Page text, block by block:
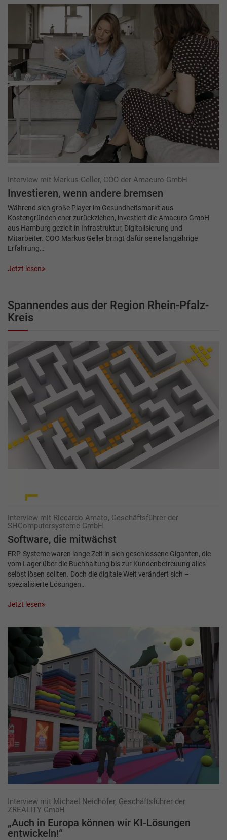
Interview mit Markus Geller, COO der Amacuro GmbH
Investieren, wenn andere bremsen
Während sich große Player im Gesundheitsmarkt aus
Kostengründen eher zurückziehen, investiert die Amacuro GmbH
aus Hamburg gezielt in Infrastruktur, Digitalisierung und
Mitarbeiter. COO Markus Geller bringt dafür seine langjährige
Erfahrung…
Jetzt lesen
Spannendes aus der Region Rhein-Pfalz-
Kreis
Interview mit Riccardo Amato, Geschäftsführer der
SHComputersysteme GmbH
Software, die mitwächst
ERP-Systeme waren lange Zeit in sich geschlossene Giganten, die
vom Lager über die Buchhaltung bis zur Kundenbetreuung alles
selbst lösen sollten. Doch die digitale Welt verändert sich –
spezialisierte Lösungen…
Jetzt lesen
Interview mit Michael Neidhöfer, Geschäftsführer der
ZREALITY GmbH
„Auch in Europa können wir KI-Lösungen
entwickeln!“